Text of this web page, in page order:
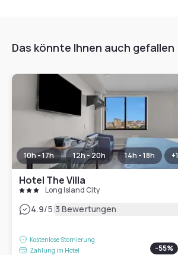
Das könnte Ihnen auch gefallen
10h - 17h 12h - 20h 14h - 18h +1
Hotel The Villa
Long Island City
4.9/5|3 Bewertungen
Kostenlose Stornierung
Zahlung im Hotel
-55%